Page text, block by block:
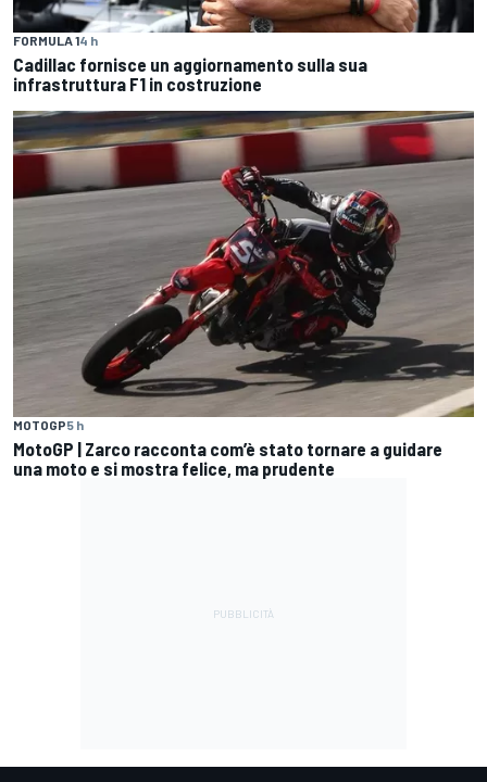
FORMULA 14 h
Cadillac fornisce un aggiornamento sulla sua
infrastruttura F1 in costruzione
MOTOGP5 h
MotoGP | Zarco racconta com’è stato tornare a guidare
una moto e si mostra felice, ma prudente